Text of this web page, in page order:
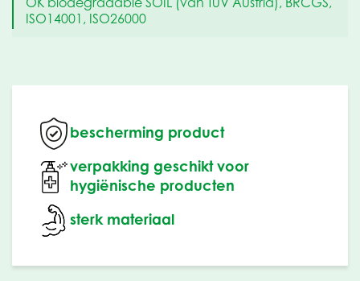
ISO14001, ISO26000
bescherming product
verpakking geschikt voor
hygiënische producten
sterk materiaal